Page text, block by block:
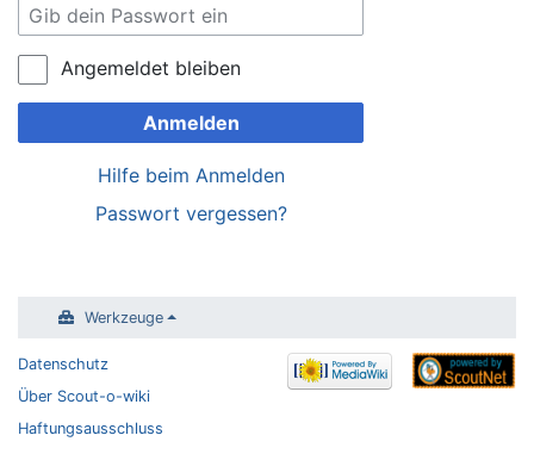
Angemeldet bleiben
Anmelden
Hilfe beim Anmelden
Passwort vergessen?
Werkzeuge
Datenschutz
Über Scout-o-wiki
Haftungsausschluss